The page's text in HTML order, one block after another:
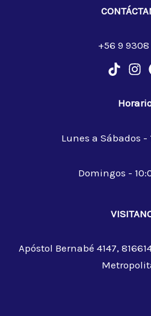
+56 9 9308
Lunes a Sábados -
Domingos -
Apóstol Bernabé 4147,